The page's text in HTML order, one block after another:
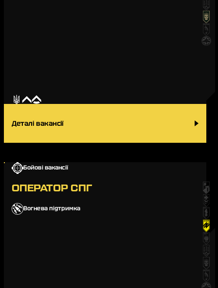
Деталі вакансії
Бойові вакансії
ОПЕРАТОР СПГ
Вогнева підтримка